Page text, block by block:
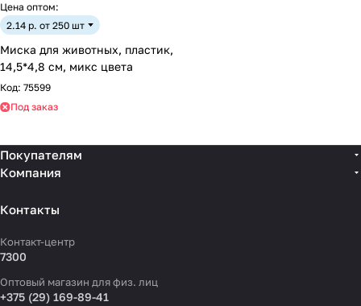
Цена оптом:
2.14 р. от 250 шт
Миска для животных, пластик,
14,5*4,8 см, микс цвета
Код: 75599
Под заказ
Покупателям
Компания
Контакты
Контакт-центр
7300
Оптовый магазин для физ. лиц
+375 (29) 169-89-41